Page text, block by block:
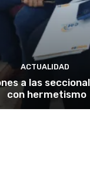
ACTUALIDAD
a las
con hermetismo